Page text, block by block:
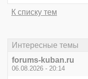
К списку тем
Интересные темы
forums-kuban.ru
06.08.2026 - 20:14